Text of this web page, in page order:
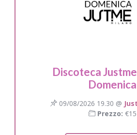
Discoteca
Domenica
09/08/2026 19.30 @
Prezzo: €15